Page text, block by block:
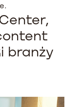
branży